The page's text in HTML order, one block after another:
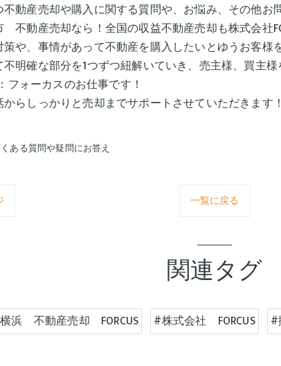
不動産売却や購入に関する質問や、お悩み​​​​​​、その他お
不動産売却なら！全国の収益不動産売却も株式会社
や、事情があって不動産を購入したいとゆうお客様
明確な部分を1つずつ紐解いていき、売主様、買主
フォーカスのお仕事です！
からしっかりと売却までサポートさせていただきます
ある質問や疑問にお答え
一覧に戻る
関連タグ
浜 不動産売却 FORCUS #株式会社 FORCUS #